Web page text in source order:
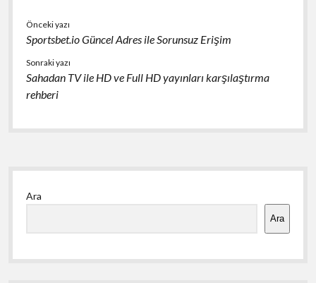
Önceki yazı
Sportsbet.io Güncel Adres ile Sorunsuz Erişim
Sonraki yazı
Sahadan TV ile HD ve Full HD yayınları karşılaştırma
rehberi
Yan
Menü
Ara
Ara